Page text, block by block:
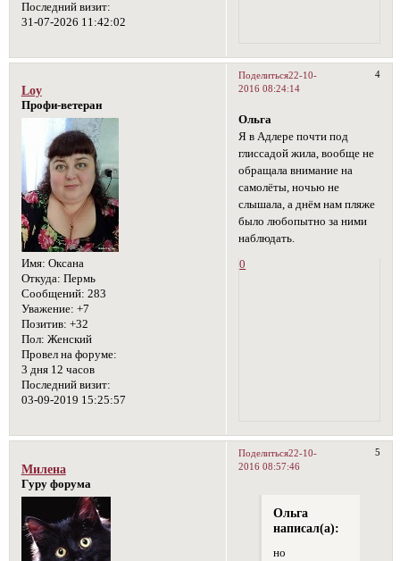
Последний визит:
31-07-2026 11:42:02
Поделиться 4
22-10-
2016 08:24:14
Loy
Профи-ветеран
Имя: Оксана
Откуда: Пермь
Сообщений: 283
Уважение: +7
Позитив: +32
Пол: Женский
Провел на форуме:
3 дня 12 часов
Последний визит:
03-09-2019 15:25:57
Ольга
Я в Адлере почти под
глиссадой жила, вообще не
обращала внимание на
самолёты, ночью не
слышала, а днём нам пляже
было любопытно за ними
наблюдать.
0
Поделиться 5
22-10-
2016 08:57:46
Милена
Гуру форума
Ольга
написал(а):
но